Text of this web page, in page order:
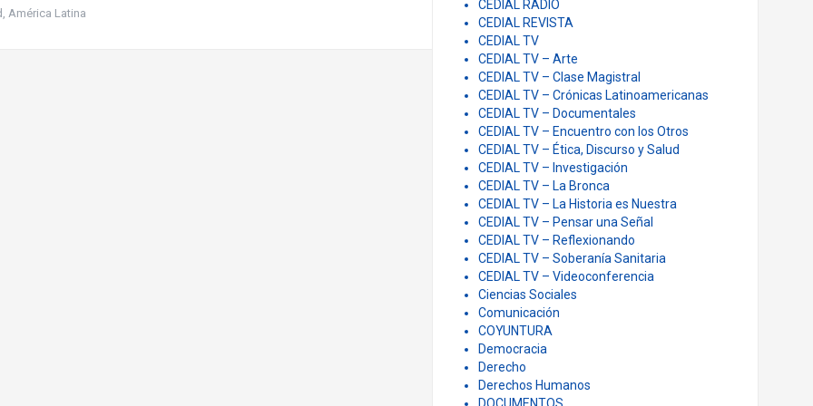
,América Latina
CEDIAL RADIO
CEDIAL REVISTA
CEDIAL TV
CEDIAL TV – Arte
CEDIAL TV – Clase Magistral
CEDIAL TV – Crónicas Latinoamericanas
CEDIAL TV – Documentales
CEDIAL TV – Encuentro con los Otros
CEDIAL TV – Ética, Discurso y Salud
CEDIAL TV – Investigación
CEDIAL TV – La Bronca
CEDIAL TV – La Historia es Nuestra
CEDIAL TV – Pensar una Señal
CEDIAL TV – Reflexionando
CEDIAL TV – Soberanía Sanitaria
CEDIAL TV – Videoconferencia
Ciencias Sociales
Comunicación
COYUNTURA
Democracia
Derecho
Derechos Humanos